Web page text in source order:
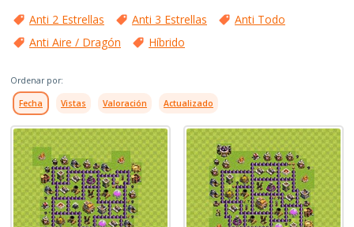
Anti 2 Estrellas Anti 3 Estrellas
Anti Todo
Anti Aire / Dragón
Híbrido
Ordenar por:
Fecha Vistas Valoración Actualizado